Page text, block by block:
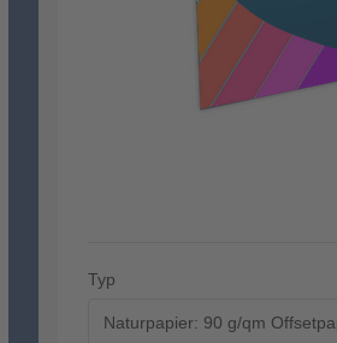
Typ
Naturpapier: 90 g/qm